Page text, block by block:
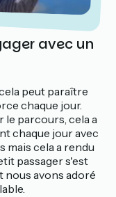
avec un
peut paraître
chaque jour.
le parcours, cela a
chaque jour avec
mais cela a rendu
passager s'est
nous avons adoré